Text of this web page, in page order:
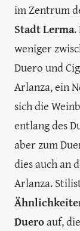
im Zentrum
Stadt Lerma.
weniger
Duero und
Arlanza, ein
sich die
entlang des
aber zum
dies auch an
Arlanza.
Dueroauf,